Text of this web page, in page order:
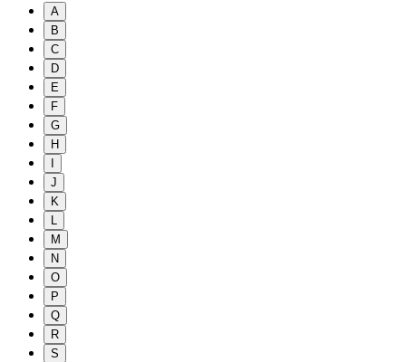
A
B
C
D
E
F
G
H
J
K
L
M
N
O
P
Q
R
S